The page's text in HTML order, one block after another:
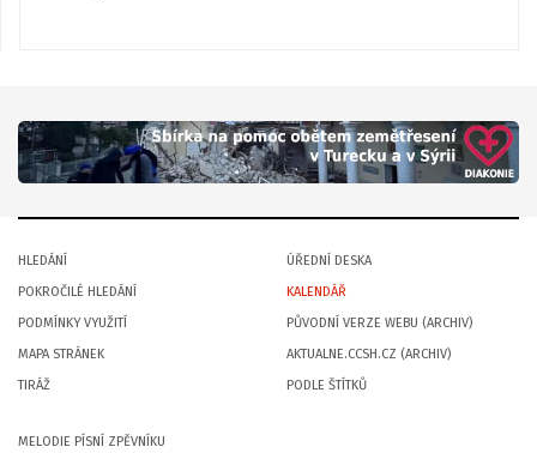
HLEDÁNÍ
POKROČILÉ HLEDÁNÍ
PODMÍNKY VYUŽITÍ
MAPA STRÁNEK
TIRÁŽ
ÚŘEDNÍ DESKA
KALENDÁŘ
PŮVODNÍ VERZE WEBU (ARCHIV)
AKTUALNE.CCSH.CZ (ARCHIV)
PODLE ŠTÍTKŮ
MELODIE PÍSNÍ ZPĚVNÍKU